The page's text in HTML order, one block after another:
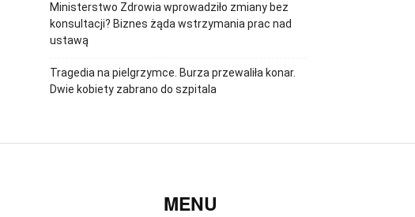
Ministerstwo Zdrowia wprowadziło zmiany bez
konsultacji? Biznes żąda wstrzymania prac nad
ustawą
Tragedia na pielgrzymce. Burza przewaliła konar.
Dwie kobiety zabrano do szpitala
MENU